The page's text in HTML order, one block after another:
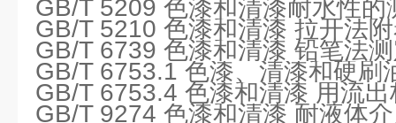
GB/T 5209 色漆和清漆耐水性的
GB/T 5210 色漆和清漆 拉开法
GB/T 6739 色漆和清漆 铅笔法
GB/T 6753.1 色漆、清漆和硬刷
GB/T 6753.4 色漆和清漆 用流
GB/T 9274 色漆和清漆 耐液体